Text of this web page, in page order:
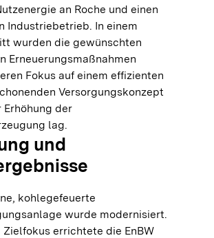
an Roche und einen
Industriebetrieb. In einem
wurden die gewünschten
Erneuerungsmaßnahmen
Fokus auf einem effizienten
Versorgungskonzept
Erhöhung der
lag.
und
kohlegefeuerte
wurde modernisiert.
errichtete die EnBW